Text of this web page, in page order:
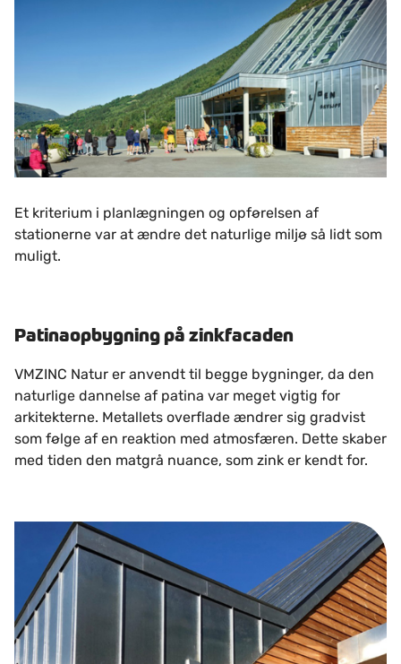
Et kriterium i planlægningen og opførelsen af
stationerne var at ændre det naturlige miljø så lidt som
muligt.
Patinaopbygning på zinkfacaden
VMZINC Natur er anvendt til begge bygninger, da den
naturlige dannelse af patina var meget vigtig for
arkitekterne. Metallets overflade ændrer sig gradvist
som følge af en reaktion med atmosfæren. Dette skaber
med tiden den matgrå nuance, som zink er kendt for.